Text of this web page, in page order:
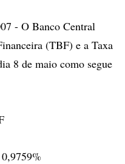
- O Banco Central
(TBF) e a Taxa
8 de maio como segue